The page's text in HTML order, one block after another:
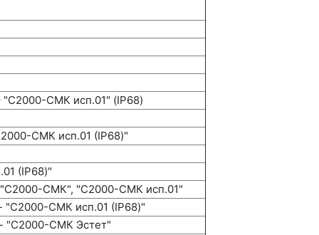
"С2000-СМК исп.01" (IP68)
СМК исп.01 (IP68)"
(IP68)"
СМК", "С2000-СМК исп.01"
"С2000-СМК исп.01 (IP68)"
"С2000-СМК Эстет"